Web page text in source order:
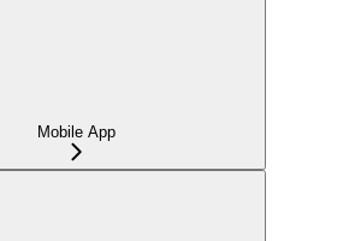
Mobile App